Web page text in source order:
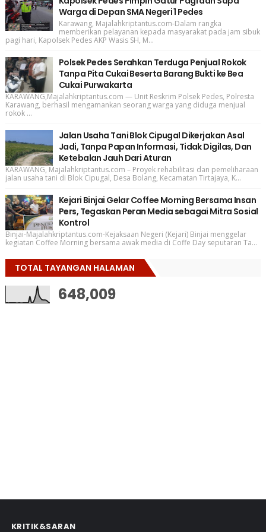
Warga di Depan SMA Negeri 1 Pedes
Karawang, Majalahkriptantus.com-Dalam rangka
memberikan pelayanan kepada masyarakat pada jam sibuk
pagi hari, Kapolsek Pedes AKP Wasis SH, M...
Polsek Pedes Serahkan Terduga Penjual Rokok
Tanpa Pita Cukai Beserta Barang Bukti ke Bea
Cukai Purwakarta
KARAWANG,Majalahkriptantus.com — Unit Reskrim Polsek Pedes, Polresta
Karawang, berhasil mengamankan seorang warga yang diduga menjual
rokok ...
Jalan Usaha Tani Blok Cipugal Dikerjakan Asal
Jadi, Tanpa Papan Informasi, Tidak Digilas, Dan
Ketebalan Jauh Dari Aturan
KARAWANG, Majalahkriptantus.com – Proyek rehabilitasi dan pemeliharaan
jalan usaha tani di Blok Cipugal, Desa Bolang, Kecamatan Tirtajaya, K...
Kejari Binjai Gelar Coffee Morning Bersama Insan
Pers, Tegaskan Peran Media sebagai Mitra Sosial
Kontrol
Binjai-Majalahkriptantus.com-Kejaksaan Negeri (Kejari) Binjai menggelar
kegiatan Coffee Morning bersama awak media di Coffe Day seputaran Ta...
TOTAL TAYANGAN HALAMAN
648,009
KRITIK&SARAN